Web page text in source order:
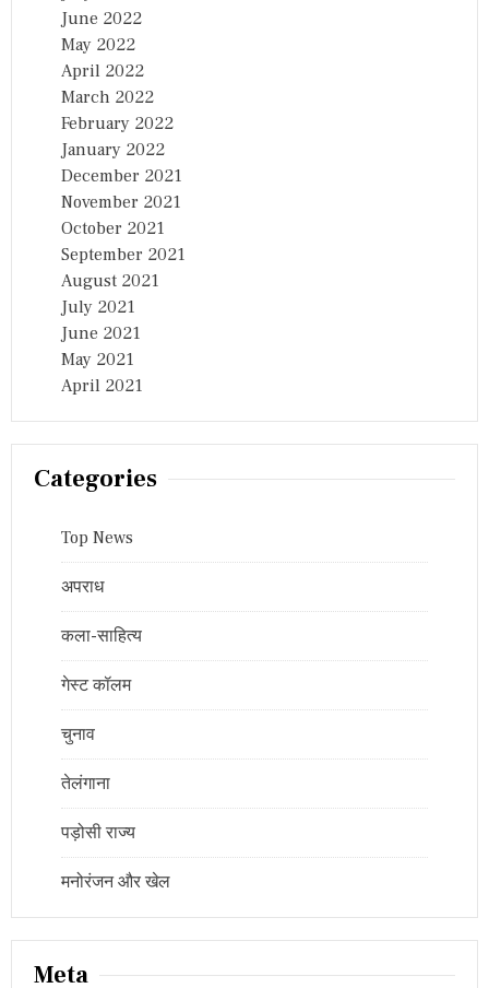
June 2022
May 2022
April 2022
March 2022
February 2022
January 2022
December 2021
November 2021
October 2021
September 2021
August 2021
July 2021
June 2021
May 2021
April 2021
Categories
Top News
अपराध
कला-साहित्य
गेस्ट कॉलम
चुनाव
तेलंगाना
पड़ोसी राज्य
मनोरंजन और खेल
Meta